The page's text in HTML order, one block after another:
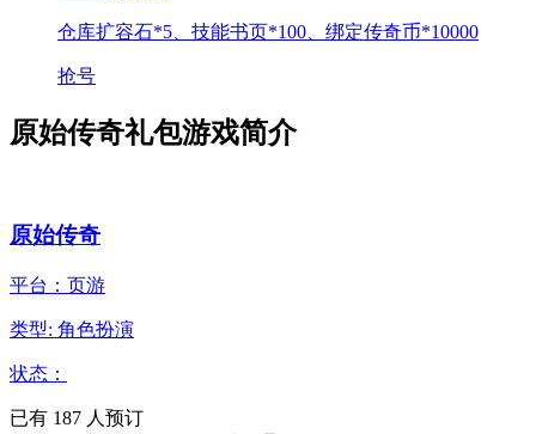
仓库扩容石*5、技能书页*100、绑定传奇币*10000
抢号
原始传奇礼包游戏简介
原始传奇
平台：页游
类型: 角色扮演
状态：
已有 187 人预订